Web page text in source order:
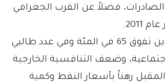
الصادرات، فضلاً عن القرب الجغرافي
في المقابل، يواجه الاقتصاد المغربي “زيادة في الدَين تفوق 65 في المئة وفي عدد طالبي
وضعف التنافسية الخارجية
رهناً بأسعار النفط وكمية